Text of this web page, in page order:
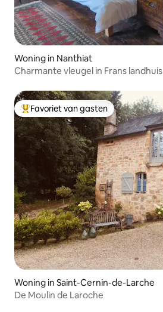
Woning in Nanthiat
Charmante vleugel in Frans landhuis
Topfavoriet van gasten
Favoriet van gasten
Woning in Saint-Cernin-de-Larche
De Moulin de Laroche